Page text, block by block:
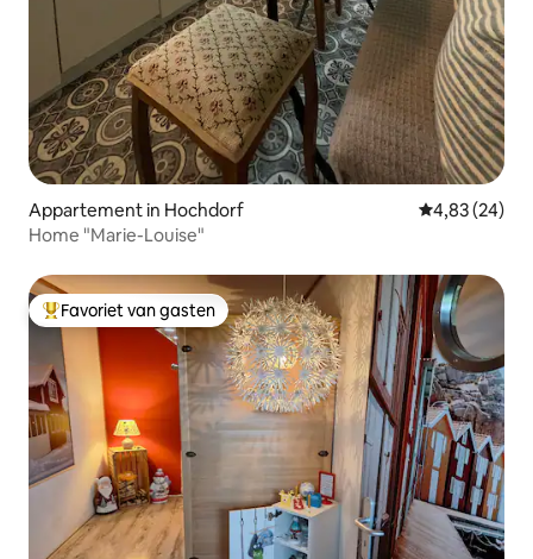
Appartement in Hochdorf Gemiddelde
4,83 (24)
Home "Marie-Louise"
Topfavoriet van gasten
Favoriet van gasten